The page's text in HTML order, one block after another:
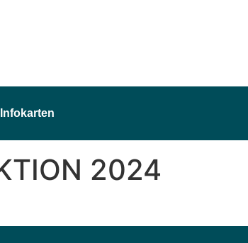
Infokarten
2024